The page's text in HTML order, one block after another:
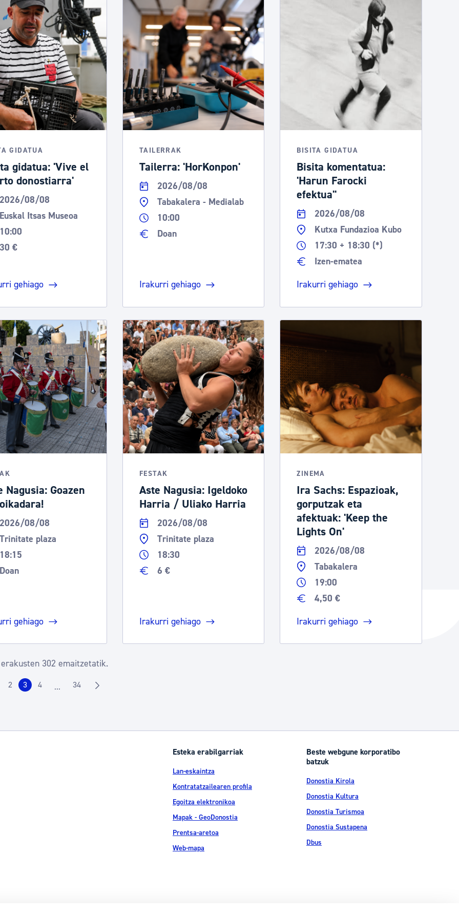
GIDATUA
gidatua: 'Vive el
donostiarra'
2026/08/08
Euskal Itsas Museoa
10:00
30 €
gehiago
TAILERRAK
Tailerra: 'HorKonpon'
2026/08/08
Tabakalera - Medialab
10:00
Doan
Irakurri gehiago
BISITA GIDATUA
Bisita komentatua:
'Harun Farocki
efektua''
2026/08/08
Kutxa Fundazioa Kubo
17:30 + 18:30 (*)
Izen-ematea
Irakurri gehiago
Nagusia: Goazen
2026/08/08
Trinitate plaza
18:15
Doan
gehiago
FESTAK
Aste Nagusia: Igeldoko
Harria / Uliako Harria
2026/08/08
Trinitate plaza
18:30
6 €
Irakurri gehiago
ZINEMA
Ira Sachs: Espazioak,
gorputzak eta
afektuak: 'Keep the
Lights On'
2026/08/08
Tabakalera
19:00
4,50 €
Irakurri gehiago
302 emaitzetatik.
Orrialdea
2 Orrialdea
3 Orrialdea
4 ...Intermediate Pages Use TAB to navigate.
Orrialdea
34
Esteka erabilgarriak
Lan-eskaintza
Kontratatzailearen profila
Egoitza elektronikoa
Mapak - GeoDonostia
Prentsa-aretoa
Web-mapa
Beste webgune korporatibo
batzuk
Donostia Kirola
Donostia Kultura
Donostia Turismoa
Donostia Sustapena
Dbus